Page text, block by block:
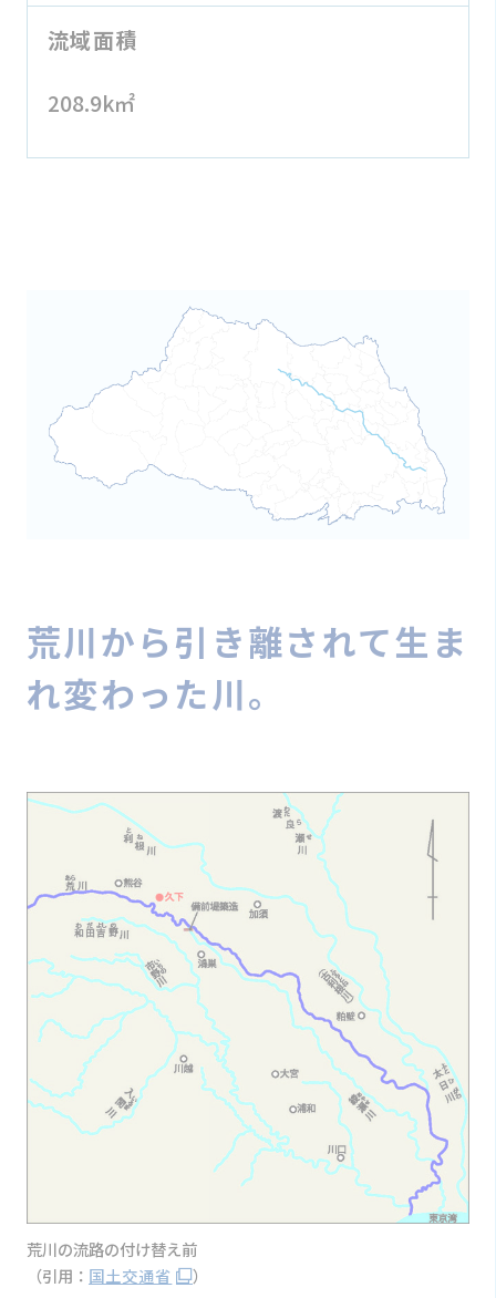
流域面積
208.9k㎡
荒川から引き離されて生ま
れ変わった川。
荒川の流路の付け替え前
（引用： 国土交通省 ）